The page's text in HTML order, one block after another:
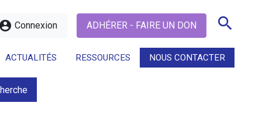
account_circle Connexion ADHÉRER - FAIRE UN DON search
ACTUALITÉS RESSOURCES NOUS CONTACTER